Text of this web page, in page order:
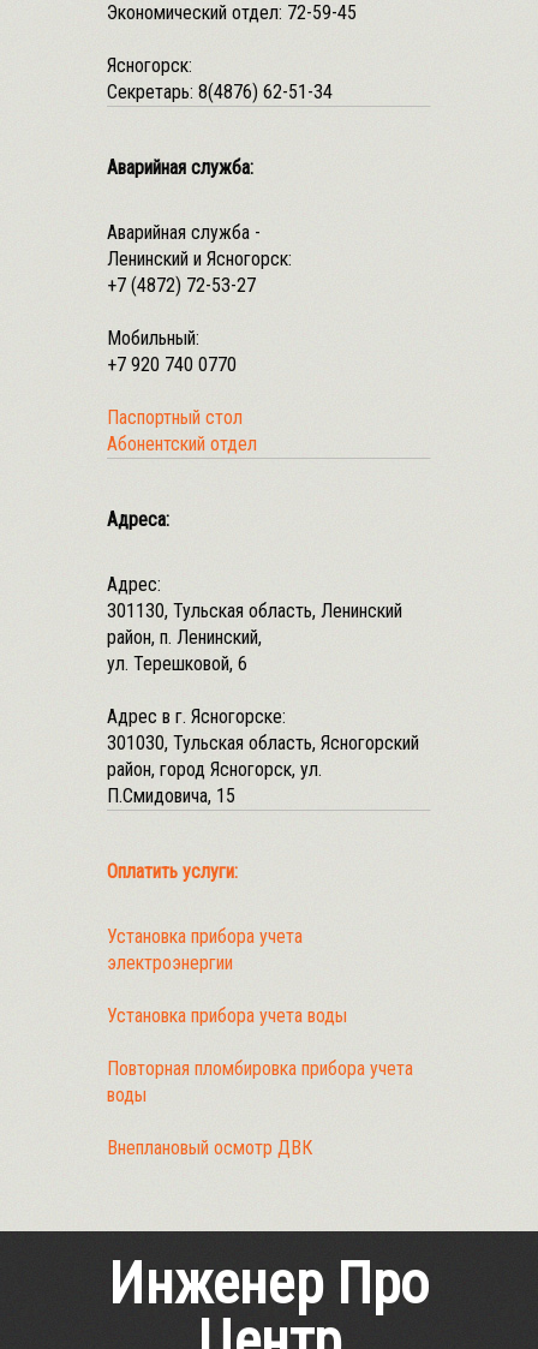
Экономический отдел: 72-59-45
Ясногорск:
Секретарь: 8(4876) 62-51-34
Аварийная служба:
Аварийная служба -
Ленинский и Ясногорск:
+7 (4872) 72-53-27
Мобильный:
+7 920 740 0770
Паспортный стол
Абонентский отдел
Адреса:
Адрес:
301130, Тульская область, Ленинский
район, п. Ленинский,
ул. Терешковой, 6
Адрес в г. Ясногорске:
301030, Тульская область, Ясногорский
район, город Ясногорск, ул.
П.Смидовича, 15
Оплатить услуги:
Установка прибора учета
электроэнергии
Установка прибора учета воды
Повторная пломбировка прибора учета
воды
Внеплановый осмотр ДВК
Инженер Про